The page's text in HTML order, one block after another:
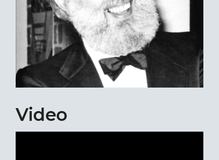
Video